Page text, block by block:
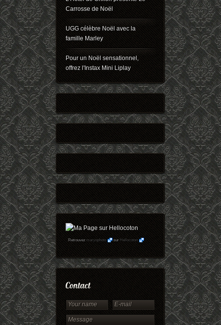
Carrosse de Noël
UGG célèbre Noël avec la
famille Marley
Pour un Noël sensationnel,
offrez l'Instax Mini Liplay
Retrouvezmaryophoto surHellocoton